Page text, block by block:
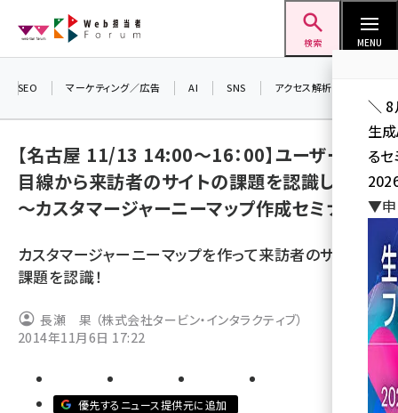
ン
検索 MENU
seo (3528)
youtube (2439)
セミナー (2308)
meo (1277)
SEO マーケティング／広告 AI SNS アクセス解析／データ分析
【名古屋 11/13 14:00～16：00】ユーザーの
目線から来訪者のサイトの課題を認識しよう！
～カスタマージャーニーマップ作成セミナー～
カスタマージャーニーマップを作って来訪者のサイトの
課題を認識！
長瀬 果 （株式会社タービン・インタラクティブ）
2014年11月6日 17:22
優先するニュース提供元に追加
＼ 8
生
る
▼申